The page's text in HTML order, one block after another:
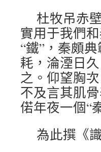
杜牧吊赤
實用于我們
“鐵”，秦頗
耗，淪湮日
之。仰望胸
不及言其肌
偌年夜一個“
為此撰《